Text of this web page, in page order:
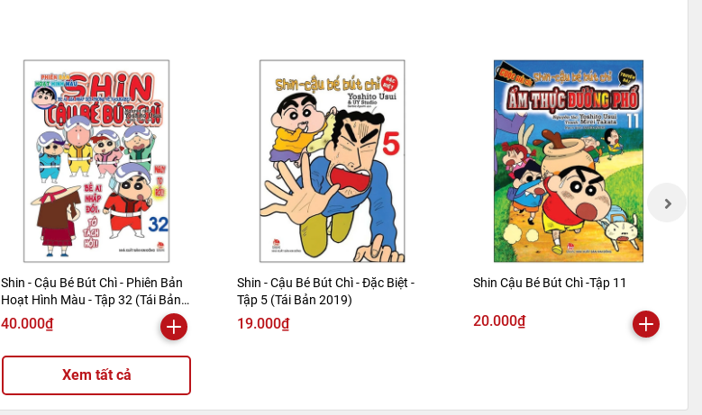
Shin - Cậu Bé Bút Chì - Phiên Bản
Hoạt Hình Màu - Tập 32 (Tái Bản
2019)
40.000₫
Shin - Cậu Bé Bút Chì - Đặc Biệt -
Tập 5 (Tái Bản 2019)
19.000₫
Shin Cậu Bé Bút Chì -Tập 11
20.000₫
Xem tất cả